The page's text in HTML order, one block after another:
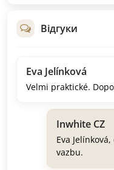
Відгуки
Eva Jelínková
Velmi praktické.
Inwhite CZ
Eva
vazbu.